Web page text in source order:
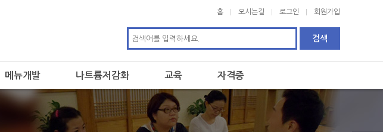
홈 오시는길 로그인 회원가입
메뉴개발 나트륨저감화 교육 자격증